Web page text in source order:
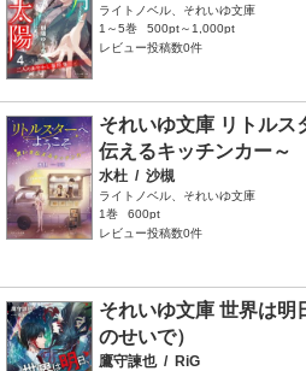
ライトノベル、それいゆ文庫
1～5巻
500pt～1,000pt
レビュー投稿数0件
それいゆ文庫 リトルス
伝えるキッチンカー～
水杜 / 沙槻
ライトノベル、それいゆ文庫
1巻
600pt
レビュー投稿数0件
それいゆ文庫 世界は明
のせいで）
鷹守諫也 / RiG